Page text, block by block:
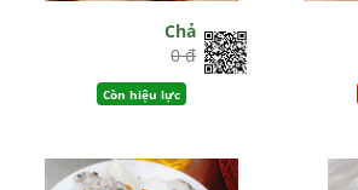
Chả
0 đ
Còn hiệu lực